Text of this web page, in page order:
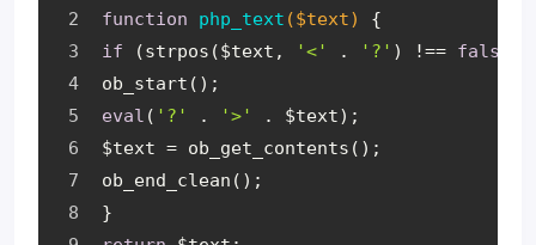
function
php_text ($text)
{
if (strpos($text, '<' . '?' ) !== false
ob_start();
eval ( '?' . '>'
. $text);
$text = ob_get_contents();
ob_end_clean();
}